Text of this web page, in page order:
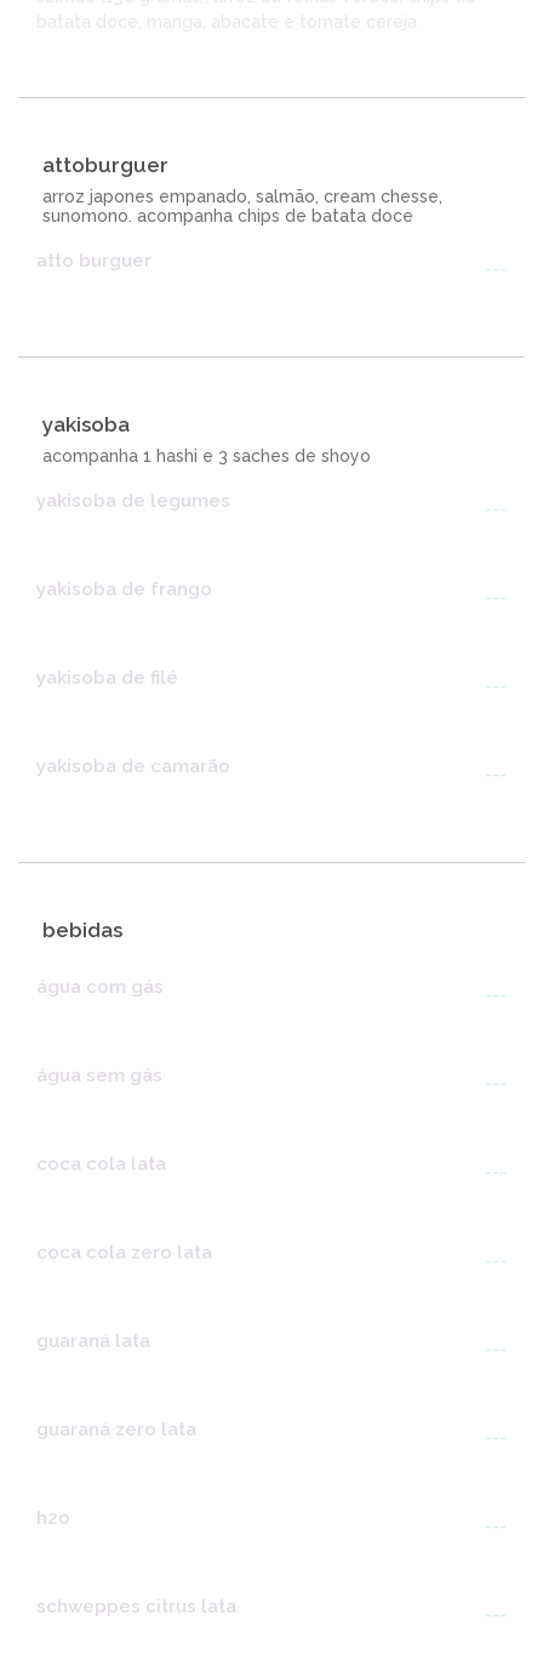
batata doce, manga, abacate e tomate cereja
attoburguer
arroz japones empanado, salmão, cream chesse,
sunomono. acompanha chips de batata doce
atto burguer ---
yakisoba
acompanha 1 hashi e 3 saches de shoyo
yakisoba de legumes ---
yakisoba de frango ---
yakisoba de filé ---
yakisoba de camarão ---
bebidas
água com gás ---
água sem gás ---
coca cola lata ---
coca cola zero lata ---
guaraná lata ---
guaraná zero lata ---
h2o ---
schweppes citrus lata ---